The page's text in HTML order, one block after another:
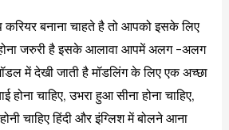
बनाना चाहते है तो आपको इसके लिए
जरुरी है इसके आलावा आपमें अलग -अलग
में देखी जाती है मॉडलिंग के लिए एक अच्छा
चाहिए, उभरा हुआ सीना होना चाहिए,
चाहिए हिंदी और इंग्लिश में बोलने आना